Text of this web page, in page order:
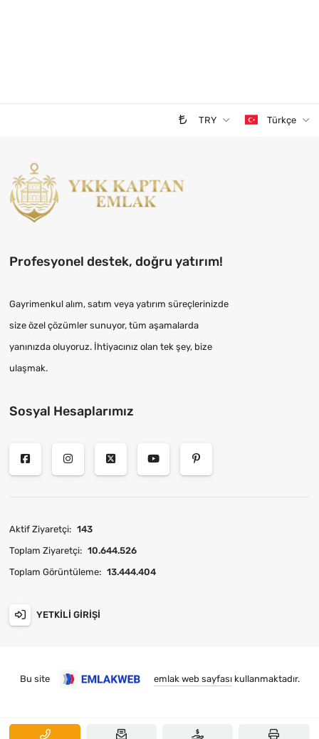
TRY Türkçe
Profesyonel destek, doğru yatırım!
Gayrimenkul alım, satım veya yatırım süreçlerinizde
size özel çözümler sunuyor, tüm aşamalarda
yanınızda oluyoruz. İhtiyacınız olan tek şey, bize
ulaşmak.
Sosyal Hesaplarımız
Aktif Ziyaretçi: 143
Toplam Ziyaretçi: 10.644.526
Toplam Görüntüleme: 13.444.404
YETKILI GIRIŞI
Bu site emlak web sayfasıkullanmaktadır.